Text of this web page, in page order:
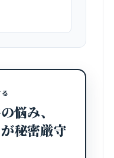
悩み、
秘密厳守